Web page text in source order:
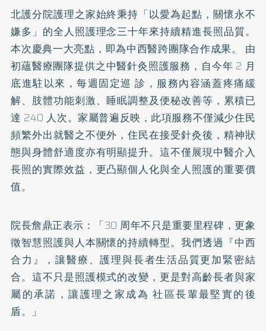
北護分院護理之家始終秉持「以愛為起點，關懷永不
嫌多」的全人照護理念三十年來持續精進長照品質。
本次慶典一大亮點，即為中西醫跨團隊合作成果。 由
初蘊醫療團隊提供之中醫針灸照護服務，自今年 2 月
底進駐以來，每週固定巡 診，服務內容涵蓋疼痛緩
解、肢體功能刺激、睡眠調整及便秘改善等，累積已
達 240 人次。家屬普遍反映，此項服務不僅減少住民
頻繁外出就醫之不便外，住民在接受針灸後，精神狀
態與身體舒適度亦有明顯提升。這不僅展現中醫介入
長照的實際效益，更凸顯個人化與全人照護的重要價
值。
院長詹鼎正表示：「30 周年不只是重要里程碑，更象
徵智慧照護與人本關懷的持續轉型。我們透過『中西
合力』，讓醫療、護理與長者生活品質更加緊密結
合。這不只是照護模式的改變，更是對高齡長者與家
屬的承諾，讓護理之家成為 社區長輩最堅實的後
盾。」